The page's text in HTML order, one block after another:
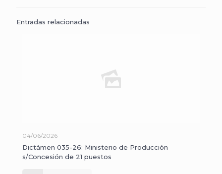
Entradas relacionadas
04/06/2026
Dictámen 035-26: Ministerio de Producción
s/Concesión de 21 puestos